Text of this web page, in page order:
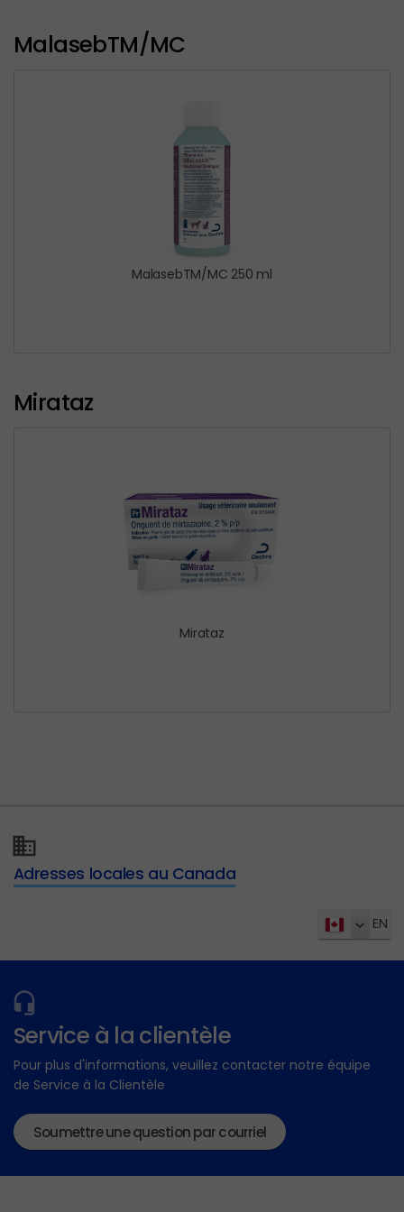
MalasebTM/MC
MalasebTM/MC 250 ml
Mirataz
Mirataz
Adresses locales au Canada
EN
Service à la clientèle
Pour plus d'informations, veuillez contacter notre équipe
de Service à la Clientèle
Soumettre une question par courriel